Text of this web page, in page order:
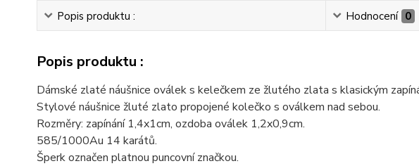
Popis produktu : Hodnocení 0
Popis produktu :
Dámské zlaté náušnice oválek s kelečkem ze žlutého zlata s klasickým
Stylové náušnice žluté zlato propojené kolečko s oválkem nad sebou.
Rozměry: zapínání 1,4x1cm, ozdoba oválek 1,2x0,9cm.
585/1000Au 14 karátů.
Šperk označen platnou puncovní značkou.